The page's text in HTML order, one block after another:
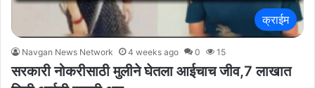
क्राईम
Navgan News Network 4 weeks ago 0 15
सरकारी नोकरीसाठी मुलीने घेतला आईचाच जीव,7 लाखात